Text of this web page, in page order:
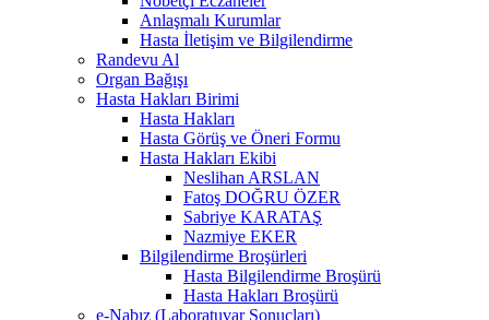
Anlaşmalı Kurumlar
Hasta İletişim ve Bilgilendirme
Randevu Al
Organ Bağışı
Hasta Hakları Birimi
Hasta Hakları
Hasta Görüş ve Öneri Formu
Hasta Hakları Ekibi
Neslihan ARSLAN
Fatoş DOĞRU ÖZER
Sabriye KARATAŞ
Nazmiye EKER
Bilgilendirme Broşürleri
Hasta Bilgilendirme Broşürü
Hasta Hakları Broşürü
e-Nabız (Laboratuvar Sonuçları)